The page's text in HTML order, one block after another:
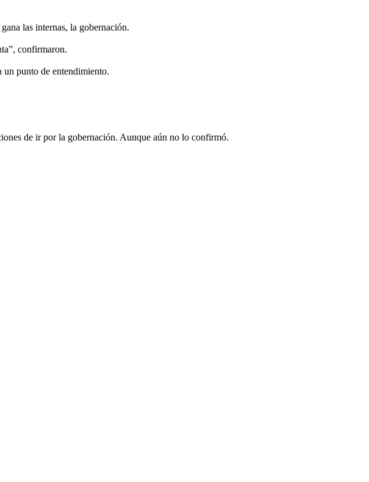
las internas, la gobernación.
confirmaron.
un punto de entendimiento.
de ir por la gobernación. Aunque aún no lo confirmó.